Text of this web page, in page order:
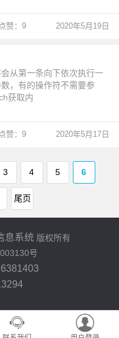
点赞：9 2020年5月19日
从第一条向下依次执行一
，有的操作符不需要参
获取内
点赞：9 2020年5月17日
3 4 5 6
尾页
息系统版权所有
号